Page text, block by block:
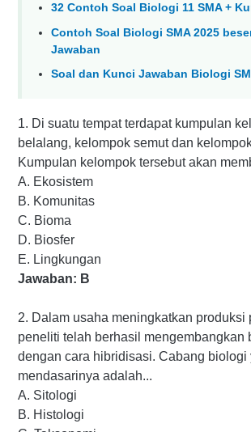
32 Contoh Soal Biologi 11 SMA +
Contoh Soal Biologi SMA 2025
Jawaban
Soal dan Kunci Jawaban Biologi
1. Di suatu tempat terdapat kumpulan
belalang, kelompok semut dan
Kumpulan kelompok tersebut akan
A. Ekosistem
B. Komunitas
C. Bioma
D. Biosfer
E. Lingkungan
Jawaban: B
2. Dalam usaha meningkatkan produksi
peneliti telah berhasil mengembangkan
dengan cara hibridisasi. Cabang biologi
mendasarinya adalah...
A. Sitologi
B. Histologi